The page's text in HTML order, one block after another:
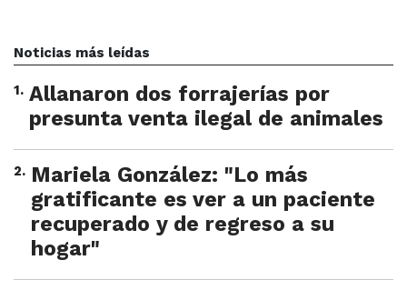
Noticias más leídas
1. Allanaron dos forrajerías por
presunta venta ilegal de animales
2. Mariela González: "Lo más
gratificante es ver a un paciente
recuperado y de regreso a su
hogar"